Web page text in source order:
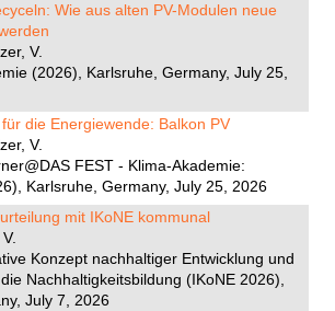
Wie aus alten PV-Modulen neue
V.
(2026), Karlsruhe, Germany, July 25,
die Energiewende: Balkon PV
V.
FEST - Klima-Akademie:
Karlsruhe, Germany, July 25, 2026
mit IKoNE kommunal
Konzept nachhaltiger Entwicklung und
Nachhaltigkeitsbildung (IKoNE 2026),
July 7, 2026